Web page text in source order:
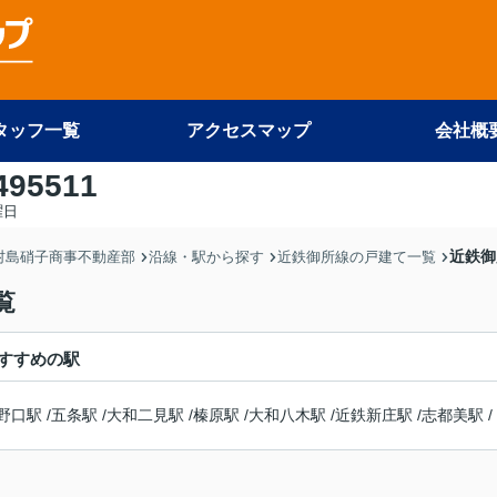
ッフ一覧 アクセスマップ 会社概
硝子商事不動産部 沿線・駅から探す 近鉄御所線の戸建て一覧 近鉄
すめの駅
口駅 /五条駅 /大和二見駅 /榛原駅 /大和八木駅 /近鉄新庄駅 /志都美駅 /